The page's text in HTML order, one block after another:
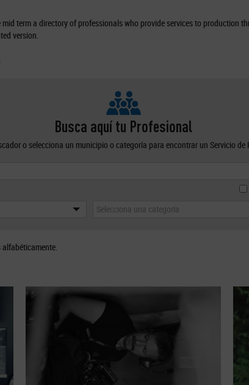
term a directory of professionals who provide services to production
version.
Busca aquí tu Profesional
o selecciona un municipio o categoría para encontrar un Servicio de
Selecciona una categoría